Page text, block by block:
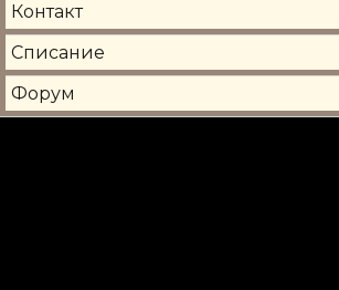
Контакт
Списание
Форум